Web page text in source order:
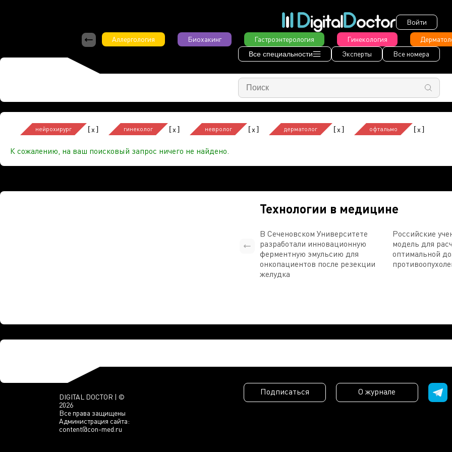
Войти
Аллергология
Биохакинг Гастроэнтерология Гинекология
Все специальности Эксперты Все номера
нейрохирург [x] гинеколог [x] невролог [x] дерматолог [x] офтальмо [x]
К сожалению, на ваш поисковый запрос ничего не найдено.
Технологии в медицине
В Сеченовском Университете
разработали инновационную
ферментную эмульсию для
онкопациентов после резекции
желудка
Российские
модель для
оптимальной
DIGITAL DOCTOR | ©
2026
Все права защищены
Администрация сайта:
content@con-med.ru
Подписаться О журнале